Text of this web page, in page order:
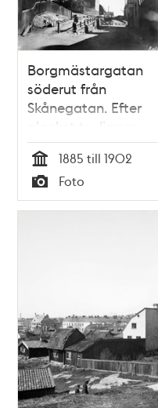
Borgmästargatan
söderut från
Skånegatan. Efter
planket t.v. ligger
Bergsprängargränd.
T.h.
Borgmästargatan
14
Tid
1885 till 1902
Typ
Foto